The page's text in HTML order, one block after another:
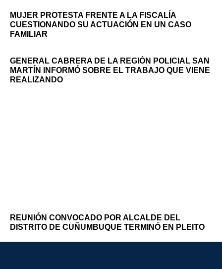
MUJER PROTESTA FRENTE A LA FISCALÍA
CUESTIONANDO SU ACTUACIÓN EN UN CASO
FAMILIAR
GENERAL CABRERA DE LA REGIÓN POLICIAL SAN
MARTÍN INFORMÓ SOBRE EL TRABAJO QUE VIENE
REALIZANDO
REUNIÓN CONVOCADO POR ALCALDE DEL
DISTRITO DE CUÑUMBUQUE TERMINÓ EN PLEITO